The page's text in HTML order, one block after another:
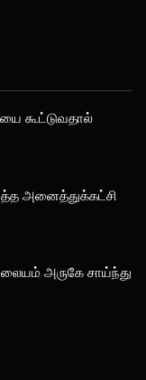
கூட்டுவதால்
அனைத்துக்கட்சி
அருகே சாய்ந்து